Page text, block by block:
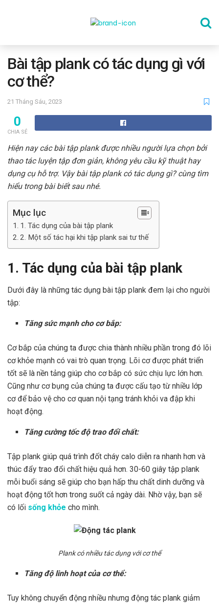
THỂ DỤC
DINH DƯỠNG
SỨC KHỎE TINH THẦN
CÔNG NGHỆ
Bài tập plank có tác dụng gì với
cơ thể?
21 Tháng Sáu, 2023
0
CHIA SẺ
Hiện nay các bài tập plank được nhiều người lựa chọn bởi
thao tác luyện tập đơn giản, không yêu cầu kỹ thuật hay
dụng cụ hỗ trợ. Vậy bài tập plank có tác dụng gì? cùng tìm
hiểu trong bài biết sau nhé.
Mục lục
1. Tác dụng của bài tập plank
2. Một số tác hại khi tập plank sai tư thế
1. Tác dụng của bài tập plank
Dưới đây là những tác dụng bài tập plank đem lại cho người
tập:
Tăng sức mạnh cho cơ bắp:
Cơ bắp của chúng ta được chia thành nhiều phần trong đó lõi
cơ khỏe mạnh có vai trò quan trọng. Lõi cơ được phát triển
tốt sẽ là nền tảng giúp cho cơ bắp có sức chịu lực lớn hơn.
Cũng như cơ bụng của chúng ta được cấu tạo từ nhiều lớp
cơ để bảo vệ cho cơ quan nội tạng tránh khỏi va đập khi
hoạt động.
Tăng cường tốc độ trao đổi chất:
Tập plank giúp quá trình đốt cháy calo diễn ra nhanh hơn và
thúc đẩy trao đổi chất hiệu quả hơn. 30-60 giây tập plank
mỗi buổi sáng sẽ giúp cho bạn hấp thu chất dinh dưỡng và
hoạt động tốt hơn trong suốt cả ngày dài. Nhờ vậy, bạn sẽ
có lối sống khỏe cho mình.
Plank có nhiều tác dụng với cơ thể
Tăng độ linh hoạt của cơ thể:
Tuy không chuyển động nhiều nhưng động tác plank giảm